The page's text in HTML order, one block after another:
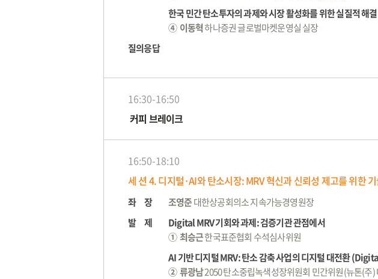
한국 민간 탄소투자의 과제와 시장 활성화를 위한 실질적 해
④ 이동혁하나증권 글로벌마켓운영실 실장
질의응답
16:30-16:50
커피 브레이크
16:50-18:10
세 션 4. 디지털·AI와 탄소시장: MRV 혁신과 신뢰성 제고를 위한
좌 장 조영준대한상공회의소 지속가능경영원장
발 제
Digital MRV 기회와 과제: 검증기관 관점에서
① 최승근한국표준협회 수석심사위원
AI 기반 디지털 MRV: 탄소 감축 사업의 디지털 대전환
② 류광남2050 탄소중립녹색성장위원회 민간위원(뉴톤(주)